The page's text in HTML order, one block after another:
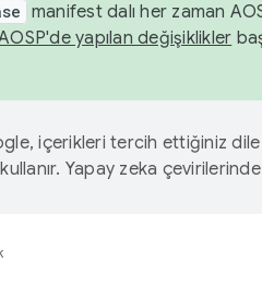
manifest dalı her zaman
yapılan değişiklikler
içerikleri tercih ettiğiniz
Yapay zeka